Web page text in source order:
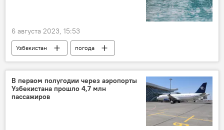
6 августа 2023, 15:53
Узбекистан
погода
погода в Узбекистане
прогноз
прогноз погоды по Узбекистану
В первом полугодии через аэропорты
Узбекистана прошло 4,7 млн
пассажиров